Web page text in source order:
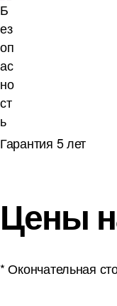
Гарантия 5 лет
Цены
* Окончательная